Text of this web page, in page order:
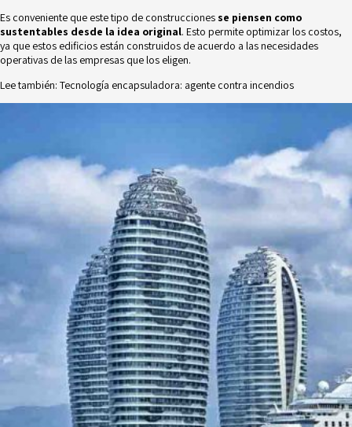
Es conveniente que este tipo de construcciones se piensen como
sustentables desde la idea original. Esto permite optimizar los costos,
ya que estos edificios están construidos de acuerdo a las necesidades
operativas de las empresas que los eligen.
Lee también: Tecnología encapsuladora: agente contra incendios